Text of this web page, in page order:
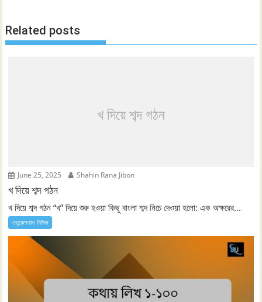
Related posts
খ দিয়ে শব্দ গঠন
June 25, 2025 Shahin Rana Jibon
খ দিয়ে শব্দ গঠন
খ দিয়ে শব্দ গঠন “খ” দিয়ে শুরু হওয়া কিছু বাংলা শব্দ নিচে দেওয়া হলো: এক অক্ষরের...
এডুকেশনাল নিউজ